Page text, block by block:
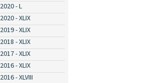
2020 - L
2020 - XLIX
2019 - XLIX
2018 - XLIX
2017 - XLIX
2016 - XLIX
2016 - XLVIII